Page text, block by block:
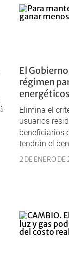
El
régimen
energéticos
Elimina el
usuarios
beneficiarios
tendrán el
2 DE ENERO